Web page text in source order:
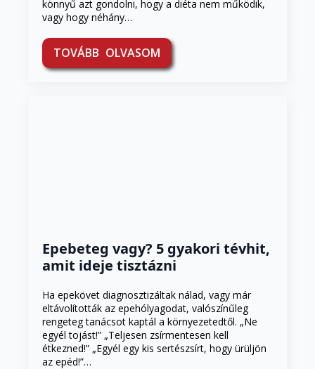
könnyű azt gondolni, hogy a diéta nem működik,
vagy hogy néhány…
TOVÁBB OLVASOM
Epebeteg vagy? 5 gyakori tévhit,
amit ideje tisztázni
Ha epekövet diagnosztizáltak nálad, vagy már
eltávolították az epehólyagodat, valószínűleg
rengeteg tanácsot kaptál a környezetedtől. „Ne
egyél tojást!” „Teljesen zsírmentesen kell
étkezned!” „Egyél egy kis sertészsírt, hogy ürüljön
az epéd!”…